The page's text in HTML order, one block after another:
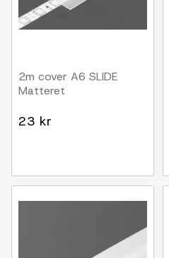
2m cover A6 SLIDE
Matteret
23 kr